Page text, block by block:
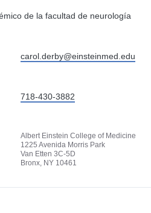
de la facultad de neurología
carol.derby@einsteinmed.edu
718-430-3882
Albert Einstein College of Medicine
1225 Avenida Morris Park
Van Etten 3C-5D
Bronx, NY 10461